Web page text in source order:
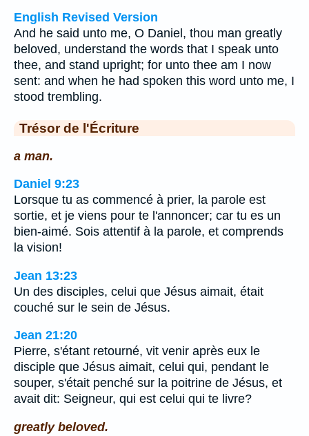
English Revised Version
And he said unto me, O Daniel, thou man greatly
beloved, understand the words that I speak unto
thee, and stand upright; for unto thee am I now
sent: and when he had spoken this word unto me, I
stood trembling.
Trésor de l'Écriture
a man.
Daniel 9:23
Lorsque tu as commencé à prier, la parole est
sortie, et je viens pour te l'annoncer; car tu es un
bien-aimé. Sois attentif à la parole, et comprends
la vision!
Jean 13:23
Un des disciples, celui que Jésus aimait, était
couché sur le sein de Jésus.
Jean 21:20
Pierre, s'étant retourné, vit venir après eux le
disciple que Jésus aimait, celui qui, pendant le
souper, s'était penché sur la poitrine de Jésus, et
avait dit: Seigneur, qui est celui qui te livre?
greatly beloved.